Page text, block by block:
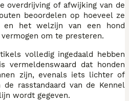
overdrijving of afwijking van de
beoordelen op hoeveel ze
en het welzijn van een hond
om te presteren.
volledig ingedaald hebben
vermeldenswaard dat honden
zijn, evenals iets lichter of
rasstandaard van de Kennel
wordt gegeven.